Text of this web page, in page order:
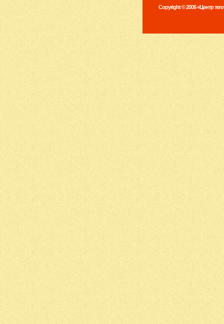
Copyright © 2006 «Центр